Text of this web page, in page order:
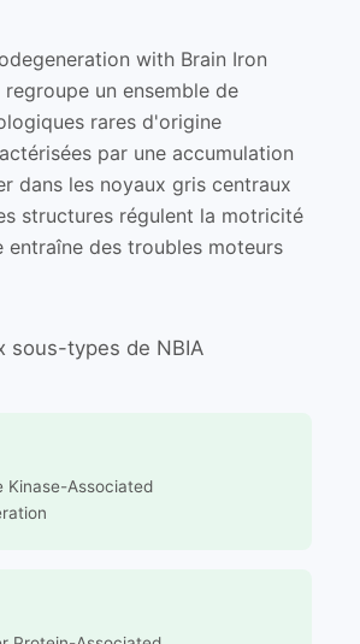
with Brain Iron
un ensemble de
rares d'origine
par une accumulation
dans les noyaux gris centraux
structures régulent la motricité
des troubles moteurs
sous-types de NBIA
Kinase-Associated